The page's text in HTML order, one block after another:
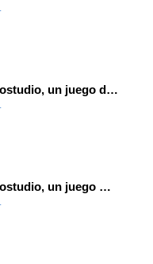
Programa con Octostudio, un juego de 4 personajes ganando la copa del mundo saltando y esquivando rivales.
Programa con Octostudio, un juego moviendo la tablet para ganar con España, el mundial 2026